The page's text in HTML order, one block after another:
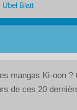
Ubel Blatt
mangas Ki-oon
de ces 20